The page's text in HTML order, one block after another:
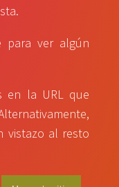
para ver algún
en la URL que
vistazo al resto